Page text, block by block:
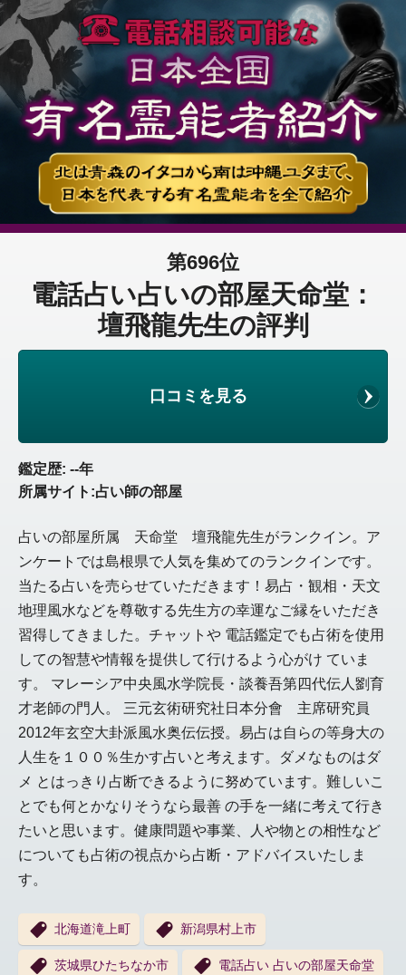
第696位
電話占い占いの部屋天命堂：
壇飛龍先生の評判
口コミを見る
鑑定歴: --年
所属サイト:占い師の部屋
占いの部屋所属 天命堂 壇飛龍先生がランクイン。ア
ンケートでは島根県で人気を集めてのランクインです。
当たる占いを売らせていただきます！易占・観相・天文
地理風水などを尊敬する先生方の幸運なご縁をいただき
習得してきました。チャットや 電話鑑定でも占術を使用
しての智慧や情報を提供して行けるよう心がけ ていま
す。 マレーシア中央風水学院長・談養吾第四代伝人劉育
才老師の門人。 三元玄術研究社日本分會 主席研究員
2012年玄空大卦派風水奥伝伝授。易占は自らの等身大の
人生を１００％生かす占いと考えます。ダメなものはダ
メ とはっきり占断できるように努めています。難しいこ
とでも何とかなりそうなら最善 の手を一緒に考えて行き
たいと思います。健康問題や事業、人や物との相性など
についても占術の視点から占断・アドバイスいたしま
す。
北海道滝上町 新潟県村上市
茨城県ひたちなか市 電話占い 占いの部屋天命堂